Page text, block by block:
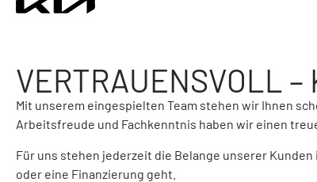
VERTRAUENSVOLL –
Mit unserem eingespielten Team stehen wir Ihnen
Arbeitsfreude und Fachkenntnis haben wir einen
Für uns stehen jederzeit die Belange unserer
oder eine Finanzierung geht.